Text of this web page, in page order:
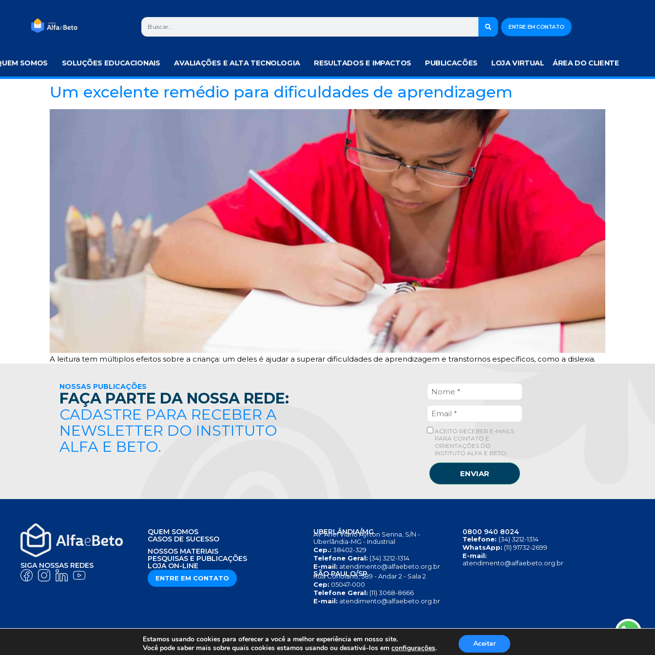
ENTRE EM CONTATO
SOMOS SOLUÇÕES EDUCACIONAIS AVALIAÇÕES E ALTA TECNOLOGIA RESULTADOS E IMPACTOS PUBLICACÕES LOJA VIRTUAL ÁREA DO CLIENTE
Um excelente remédio para dificuldades de aprendizagem
A leitura tem múltiplos efeitos sobre a criança: um deles é ajudar a superar dificuldades de aprendizagem e transtornos específicos, como a dislexia.
NOSSAS PUBLICAÇÕES
FAÇA PARTE DA NOSSA REDE:
CADASTRE PARA RECEBER A
NEWSLETTER DO INSTITUTO
ALFA E BETO.
ACEITO RECEBER E-MAILS
PARA CONTATO E
ORIENTAÇÕES DO
INSTITUTO ALFA E BETO.
ENVIAR
SIGA NOSSAS REDES
QUEM SOMOS
CASOS DE SUCESSO
NOSSOS MATERIAIS
PESQUISAS E PUBLICAÇÕES
LOJA ON-LINE
ENTRE EM CONTATO
UBERLÂNDIA/MG
Av. Anel Viário Ayrton Senna, S/N -
Uberlândia-MG - Industrial
Cep.: 38402-329
Telefone Geral: (34) 3212-1314
E-mail: atendimento@alfaebeto.org.br
SÃO PAULO/SP
Rua Coriolano, 589 - Andar 2 - Sala 2
Cep: 05047-000
Telefone Geral: (11) 3068-8666
E-mail: atendimento@alfaebeto.org.br
0800 940 8024
Telefone: (34) 3212-1314
WhatsApp: (11) 91732-2699
E-mail:
atendimento@alfaebeto.org.br
AVISO DE PRIVACIDADE POLÍTICA DE PRIVACIDADE AVISO SOBRE COOKIES COPYRIGHT 2025 © INSTITUTO ALFA E BETO - 08.458.084/0001-13
Estamos usando cookies para oferecer a você a melhor experiência em nosso site.
Você pode saber mais sobre quais cookies estamos usando ou desativá-los emconfigurações. Aceitar